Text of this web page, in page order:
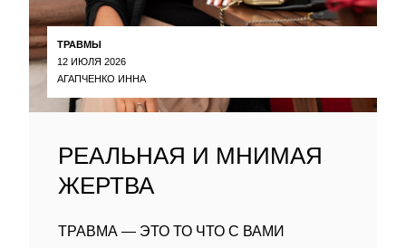
ТРАВМЫ
12 ИЮЛЯ 2026
АГАПЧЕНКО ИННА
РЕАЛЬНАЯ И МНИМАЯ
ЖЕРТВА
ТРАВМА — ЭТО ТО ЧТО С ВАМИ